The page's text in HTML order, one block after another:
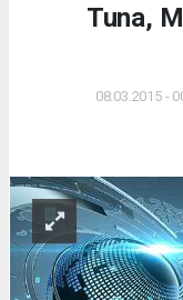
Tuna,
08.03.2015 -